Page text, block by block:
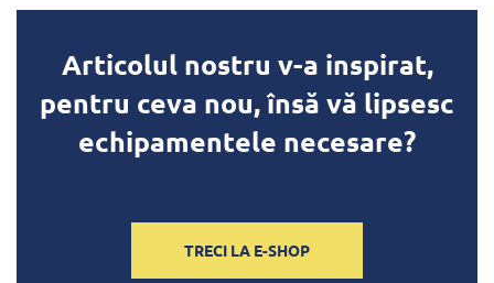
Articolul nostru v-a inspirat,
pentru ceva nou, însă vă lipsesc
echipamentele necesare?
TRECI LA E-SHOP